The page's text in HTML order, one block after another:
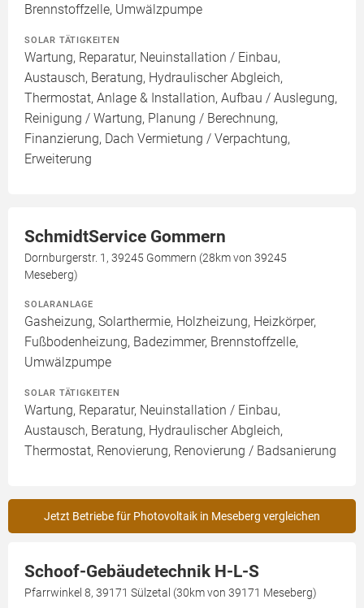
Brennstoffzelle, Umwälzpumpe
SOLAR TÄTIGKEITEN
Wartung, Reparatur, Neuinstallation / Einbau,
Austausch, Beratung, Hydraulischer Abgleich,
Thermostat, Anlage & Installation, Aufbau / Auslegung,
Reinigung / Wartung, Planung / Berechnung,
Finanzierung, Dach Vermietung / Verpachtung,
Erweiterung
SchmidtService Gommern
Dornburgerstr. 1, 39245 Gommern (28km von 39245
Meseberg)
SOLARANLAGE
Gasheizung, Solarthermie, Holzheizung, Heizkörper,
Fußbodenheizung, Badezimmer, Brennstoffzelle,
Umwälzpumpe
SOLAR TÄTIGKEITEN
Wartung, Reparatur, Neuinstallation / Einbau,
Austausch, Beratung, Hydraulischer Abgleich,
Thermostat, Renovierung, Renovierung / Badsanierung
Jetzt Betriebe für Photovoltaik in Meseberg vergleichen
Schoof-Gebäudetechnik H-L-S
Pfarrwinkel 8, 39171 Sülzetal (30km von 39171 Meseberg)